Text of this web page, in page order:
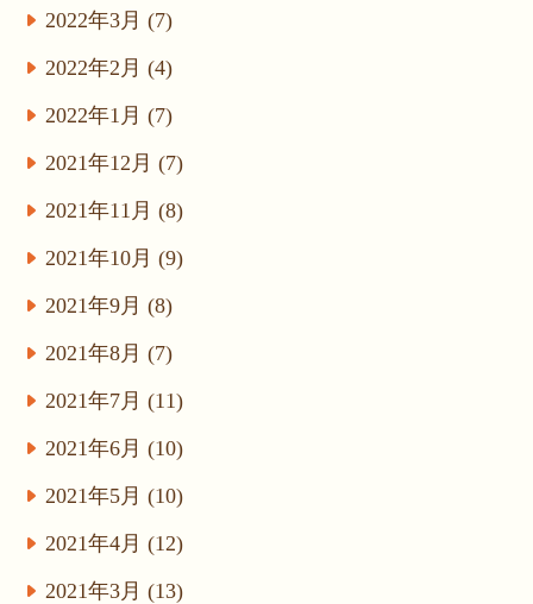
2022年3月 (7)
2022年2月 (4)
2022年1月 (7)
2021年12月 (7)
2021年11月 (8)
2021年10月 (9)
2021年9月 (8)
2021年8月 (7)
2021年7月 (11)
2021年6月 (10)
2021年5月 (10)
2021年4月 (12)
2021年3月 (13)